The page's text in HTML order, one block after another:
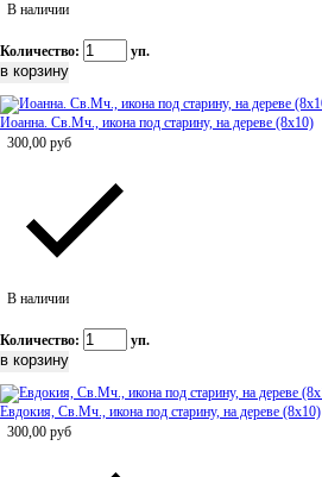
В наличии
Количество: уп.
Иоанна. Св.Мч., икона под старину, на дереве (8x10)
300,00 руб
В наличии
Количество: уп.
Евдокия, Св.Мч., икона под старину, на дереве (8x10)
300,00 руб